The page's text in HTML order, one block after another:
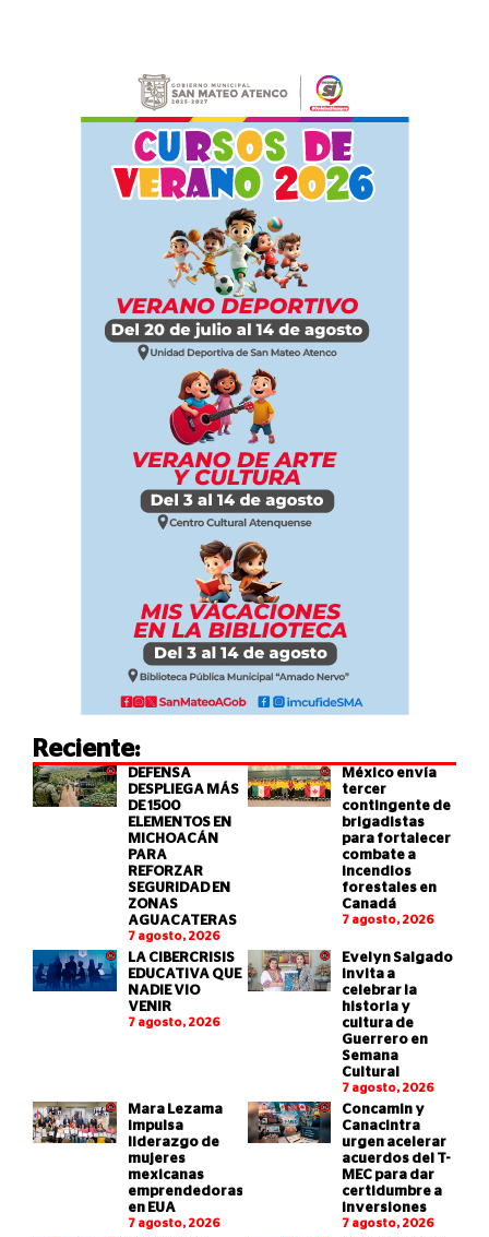
Reciente:
DEFENSA
DESPLIEGA MÁS
DE 1500
ELEMENTOS EN
MICHOACÁN
PARA
REFORZAR
SEGURIDAD EN
ZONAS
AGUACATERAS
7 agosto, 2026
México envía
tercer
contingente de
brigadistas
para fortalecer
combate a
incendios
forestales en
Canadá
7 agosto, 2026
LA CIBERCRISIS
EDUCATIVA QUE
NADIE VIO
VENIR
7 agosto, 2026
Evelyn Salgado
invita a
celebrar la
historia y
cultura de
Guerrero en
Semana
Cultural
7 agosto, 2026
Mara Lezama
impulsa
liderazgo de
mujeres
mexicanas
emprendedoras
en EUA
7 agosto, 2026
Concamin y
Canacintra
urgen acelerar
acuerdos del T-
MEC para dar
certidumbre a
inversiones
7 agosto, 2026